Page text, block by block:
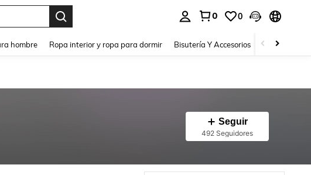
0 0
hombre Ropa interior y ropa para dormir Bisutería Y Accesorios Zapatos
Seguir
492 Seguidores